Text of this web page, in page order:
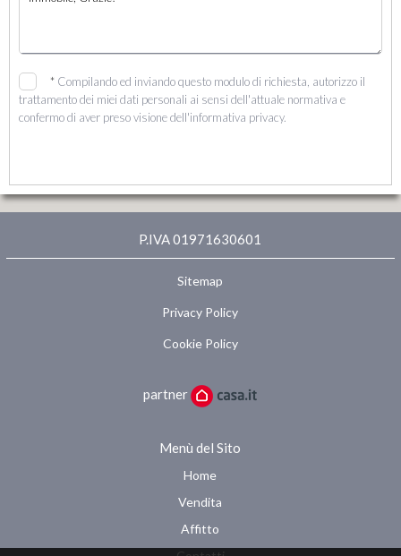
* Compilando ed inviando questo modulo di richiesta, autorizzo il
trattamento dei miei dati personali ai sensi dell'attuale normativa e
confermo di aver preso visione dell'informativa privacy.
INVIA
P.IVA 01971630601
Cookie Policy
partner
Menù del Sito
Home